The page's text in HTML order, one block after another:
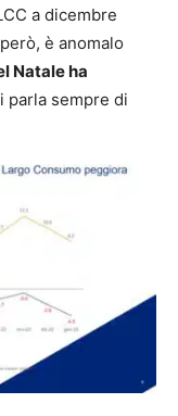
a dicembre
è anomalo
Natale ha
parla sempre di